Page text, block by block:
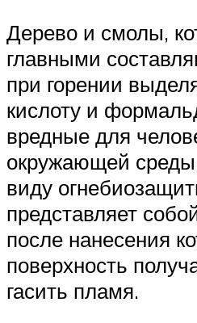
Дерево и смолы,
главными
при горении
кислоту и
вредные для
окружающей
виду
представляет
после нанесения
поверхность
гасить пламя.